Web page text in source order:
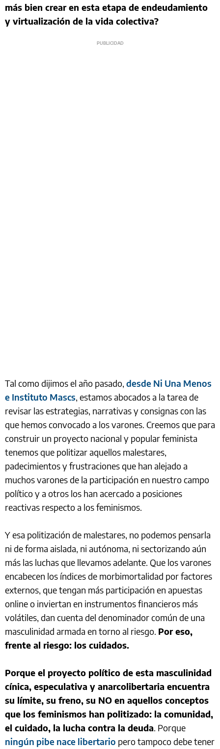
más bien crear en esta etapa de endeudamiento
y virtualización de la vida colectiva?
Tal como dijimos el año pasado, desde Ni Una Menos
e Instituto Mascs, estamos abocados a la tarea de
revisar las estrategias, narrativas y consignas con las
que hemos convocado a los varones. Creemos que para
construir un proyecto nacional y popular feminista
tenemos que politizar aquellos malestares,
padecimientos y frustraciones que han alejado a
muchos varones de la participación en nuestro campo
político y a otros los han acercado a posiciones
reactivas respecto a los feminismos.
Y esa politización de malestares, no podemos pensarla
ni de forma aislada, ni autónoma, ni sectorizando aún
más las luchas que llevamos adelante. Que los varones
encabecen los índices de morbimortalidad por factores
externos, que tengan más participación en apuestas
online o inviertan en instrumentos financieros más
volátiles, dan cuenta del denominador común de una
masculinidad armada en torno al riesgo. Por eso,
frente al riesgo: los cuidados.
Porque el proyecto político de esta masculinidad
cínica, especulativa y anarcolibertaria encuentra
su límite, su freno, su NO en aquellos conceptos
que los feminismos han politizado: la comunidad,
el cuidado, la lucha contra la deuda. Porque
ningún pibe nace libertario pero tampoco debe tener